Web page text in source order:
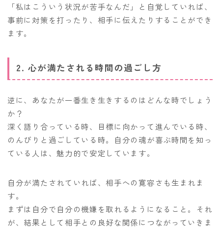
「私はこういう状況が苦手なんだ」と自覚していれば、
事前に対策を打ったり、相手に伝えたりすることができ
ます。
2. 心が満たされる時間の過ごし方
逆に、あなたが一番生き生きするのはどんな時でしょう
か？
深く語り合っている時、目標に向かって進んでいる時、
のんびりと過ごしている時。自分の魂が喜ぶ時間を知っ
ている人は、魅力的で安定しています。
自分が満たされていれば、相手への寛容さも生まれま
す。
まずは自分で自分の機嫌を取れるようになること。それ
が、結果として相手との良好な関係につながっていきま